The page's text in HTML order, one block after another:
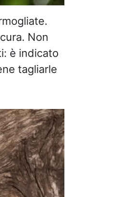
Non
è indicato
tagliarle